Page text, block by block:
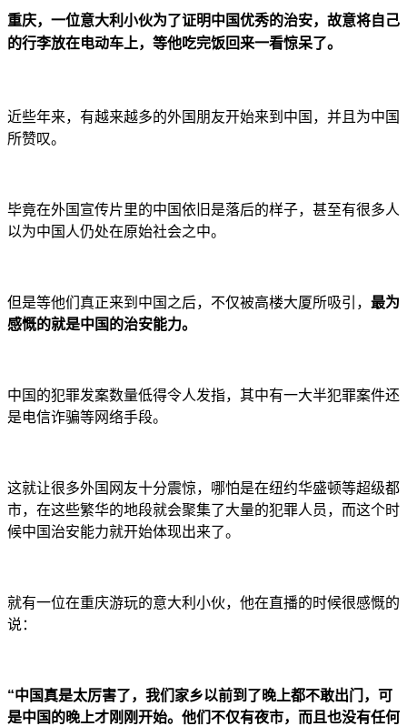
重庆，一位意大利小伙为了证明中国优秀的治安，故意将自己
的行李放在电动车上，等他吃完饭回来一看惊呆了。
近些年来，有越来越多的外国朋友开始来到中国，并且为中国
所赞叹。
毕竟在外国宣传片里的中国依旧是落后的样子，甚至有很多人
以为中国人仍处在原始社会之中。
但是等他们真正来到中国之后，不仅被高楼大厦所吸引， 最为
感慨的就是中国的治安能力。
中国的犯罪发案数量低得令人发指，其中有一大半犯罪案件还
是电信诈骗等网络手段。
这就让很多外国网友十分震惊，哪怕是在纽约华盛顿等超级都
市，在这些繁华的地段就会聚集了大量的犯罪人员，而这个时
候中国治安能力就开始体现出来了。
就有一位在重庆游玩的意大利小伙，他在直播的时候很感慨的
说：
“中国真是太厉害了，我们家乡以前到了晚上都不敢出门，可
是中国的晚上才刚刚开始。他们不仅有夜市，而且也没有任何